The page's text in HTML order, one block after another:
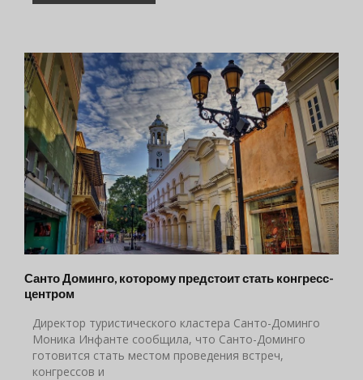
Санто Доминго, которому предстоит стать конгресс-
центром
Директор туристического кластера Санто-Доминго
Моника Инфанте сообщила, что Санто-Доминго
готовится стать местом проведения встреч,
конгрессов и